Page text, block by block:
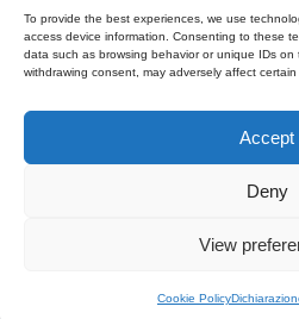
To provide the best experiences, we use
access device information. Consenting to these
data such as browsing behavior or unique IDs
withdrawing consent, may adversely affect
Accept
Deny
View
Cookie Policy
Gran Moravia
Brazzale Shanghai
Copyright © 2025 Brazzale S.p.A. - Via
powered by